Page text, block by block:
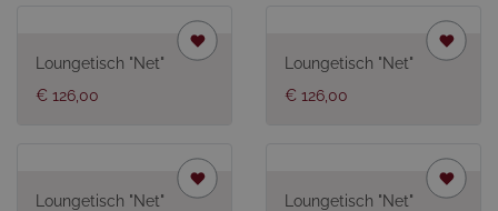
Loungetisch "Net"
€ 126,00
Loungetisch "Net"
€ 126,00
Loungetisch "Net"
Loungetisch "Net"